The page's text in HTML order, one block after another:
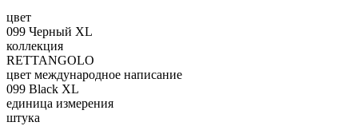
цвет
099 Черный XL
коллекция
RETTANGOLO
цвет международное написание
099 Black XL
единица измерения
штука